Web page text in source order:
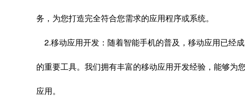
务，为您打造完全符合您需求的应用程序或系统。
2.移动应用开发：随着智能手机的普及，移动应用已经
的重要工具。我们拥有丰富的移动应用开发经验，能够为
应用。